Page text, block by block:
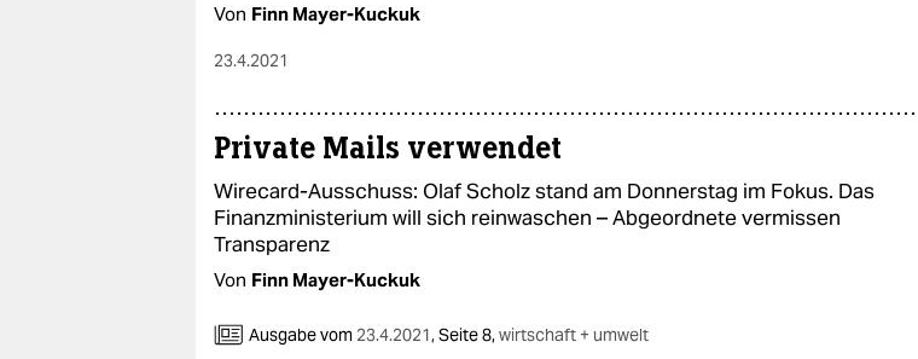
Von Finn Mayer-Kuckuk
23.4.2021
Private Mails verwendet
Wirecard-Ausschuss: Olaf Scholz stand am Donnerstag im Fokus. Das
Finanzministerium will sich reinwaschen – Abgeordnete vermissen
Transparenz
Von Finn Mayer-Kuckuk
Ausgabe vom 23.4.2021,Seite 8,wirtschaft + umwelt